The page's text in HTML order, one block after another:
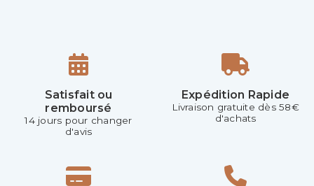
Satisfait ou
remboursé
14 jours pour changer
d'avis
Expédition Rapide
Livraison gratuite dès 58€
d'achats